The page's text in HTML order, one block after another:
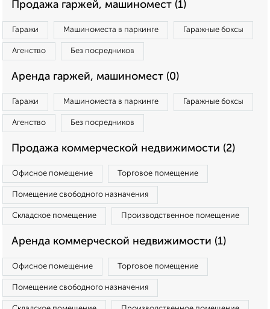
Продажа гаржей, машиномест (1)
Гаражи Машиноместа в паркинге Гаражные боксы
Агенство Без посредников
Аренда гаржей, машиномест (0)
Гаражи Машиноместа в паркинге Гаражные боксы
Агенство Без посредников
Продажа коммерческой недвижимости (2)
Офисное помещение Торговое помещение
Помещение свободного назначения
Складское помещение Производственное помещение
Аренда коммерческой недвижимости (1)
Офисное помещение Торговое помещение
Помещение свободного назначения